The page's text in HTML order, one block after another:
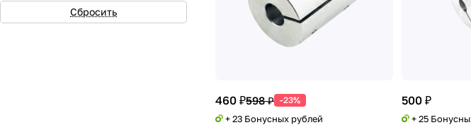
460 ₽598 ₽ -23%
+ 23 Бонусных рублей
500 ₽
+ 25
Сбросить